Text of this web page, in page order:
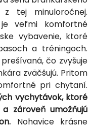
z tej minuloročnej.
je veľmi komfortné
vybavenie, ktoré
a tréningoch.
čo zvyšuje
zväčšujú. Pritom
pri chytaní.
vychytávok, ktoré
zároveň umožňujú
Nohavice krásne